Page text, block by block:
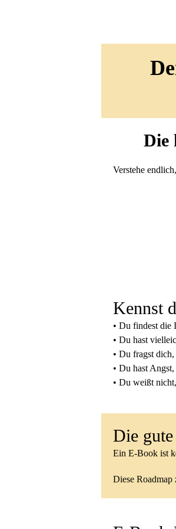
Die
Verstehe
Kennst
• Du findest die
• Du hast
• Du fragst
• Du hast
• Du weißt
Die
Ein E-Book ist
Diese